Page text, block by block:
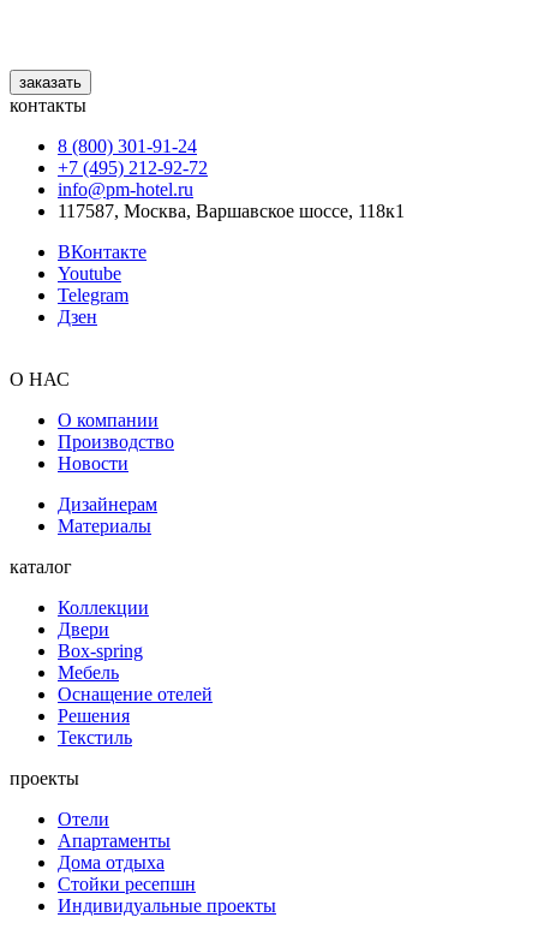
заказать
контакты
8 (800) 301‑91‑24
+7 (495) 212‑92‑72
info@pm-hotel.ru
117587, Москва, Варшавское шоссе, 118к1
ВКонтакте
Youtube
Telegram
Дзен
О НАС
О компании
Производство
Новости
Дизайнерам
Материалы
каталог
Коллекции
Двери
Box-spring
Мебель
Оснащение отелей
Решения
Текстиль
проекты
Отели
Апартаменты
Дома отдыха
Стойки ресепшн
Индивидуальные проекты